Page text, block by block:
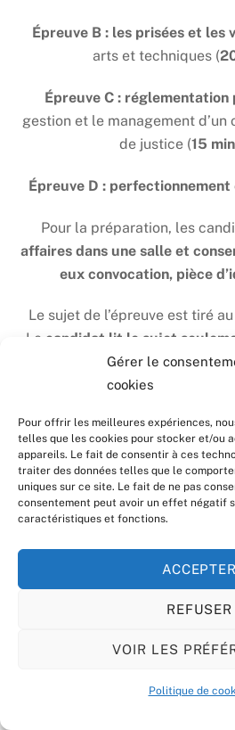
Gérer le
cookies
Pour offrir les meilleures expériences,
telles que les cookies pour stocker et/ou
appareils. Le fait de consentir à ces
traiter des données telles que le
uniques sur ce site. Le fait de ne pas
consentement peut avoir un effet négatif
caractéristiques et fonctions.
ACCEPTER
REFUSER
VOIR LES
Politique de
Épreuve B : les prisées et les
arts et techniques (
Épreuve C : réglementation
gestion et le management
de justice (15
Épreuve D : perfectionnement
Pour la préparation, les
affaires dans une salle et
eux convocation, pièce
Le sujet de l’épreuve est tiré
Le candidat lit le sujet
la « table de
Unminuteur est fournidans la
Descodes et des feuilles de
sur la
Unefiche candidatest
Pour la concentration de tous,
agréable et compétent. Pour